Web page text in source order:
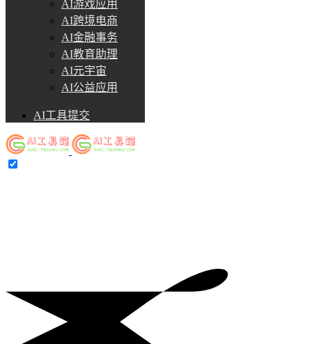
AI游戏应用
AI跨境电商
AI金融事务
AI教育助理
AI元宇宙
AI公益应用
AI工具提交